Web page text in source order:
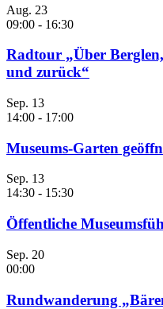
Aug. 23
09:00 - 16:30
Radtour „Über
und zurück“
Sep. 13
14:00 - 17:00
Museums-Garten
Sep. 13
14:30 - 15:30
Öffentliche
Sep. 20
00:00
Rundwanderung